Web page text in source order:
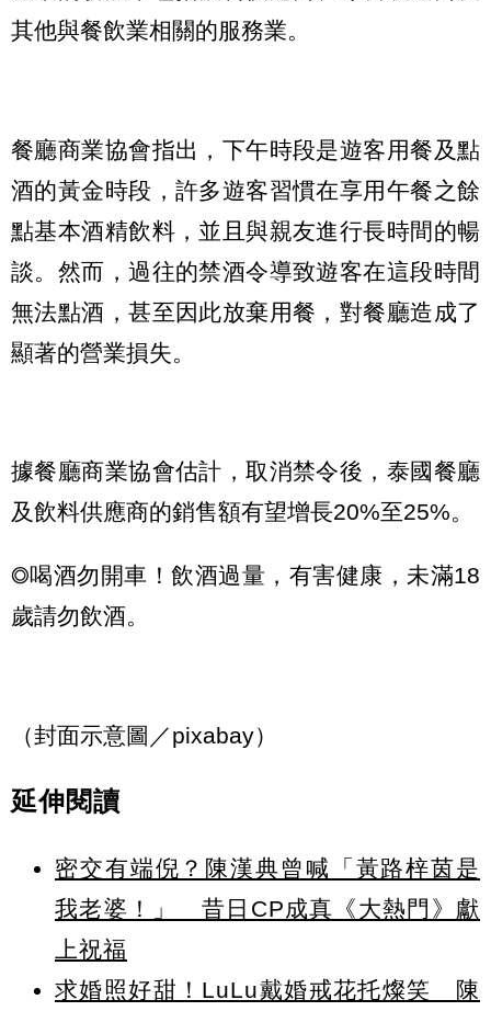
其他與餐飲業相關的服務業。
餐廳商業協會指出，下午時段是遊客用餐及點
酒的黃金時段，許多遊客習慣在享用午餐之餘
點基本酒精飲料，並且與親友進行長時間的暢
談。然而，過往的禁酒令導致遊客在這段時間
無法點酒，甚至因此放棄用餐，對餐廳造成了
顯著的營業損失。
據餐廳商業協會估計，取消禁令後，泰國餐廳
及飲料供應商的銷售額有望增長20%至25%。
◎喝酒勿開車！飲酒過量，有害健康，未滿18
歲請勿飲酒。
（封面示意圖／pixabay）
延伸閱讀
密交有端倪？陳漢典曾喊「黃路梓茵是
我老婆！」 昔日CP成真《大熱門》獻
上祝福
求婚照好甜！LuLu戴婚戒花托燦笑 陳